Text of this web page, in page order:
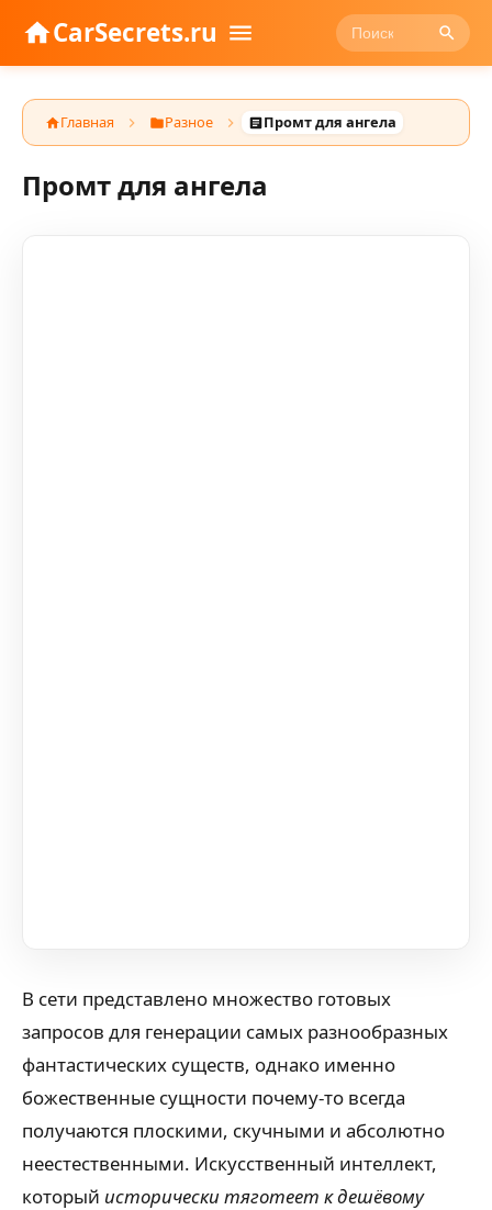
CarSecrets.ru
Главная Разное Промт для ангела
Промт для ангела
В сети представлено множество готовых
запросов для генерации самых разнообразных
фантастических существ, однако именно
божественные сущности почему-то всегда
получаются плоскими, скучными и абсолютно
неестественными. Искусственный интеллект,
который исторически тяготеет к дешёвому